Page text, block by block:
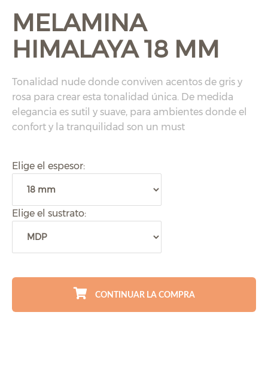
MELAMINA
HIMALAYA 18 MM
Tonalidad nude donde conviven acentos de gris y
rosa para crear esta tonalidad única. De medida
elegancia es sutil y suave, para ambientes donde el
confort y la tranquilidad son un must
Elige el espesor:
Elige el sustrato:
CONTINUAR LA COMPRA